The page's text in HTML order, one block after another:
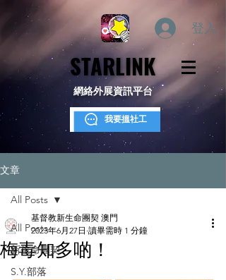
登入
STARLINK
STARLINK
網絡外展資訊平台
我要搵社工
文章
All Posts
新生命團契
S.Y.部落
All Posts
梅毒知多啲！
基督教新生命團契 澳門
2023年6月27日 讀畢需時 1 分鐘